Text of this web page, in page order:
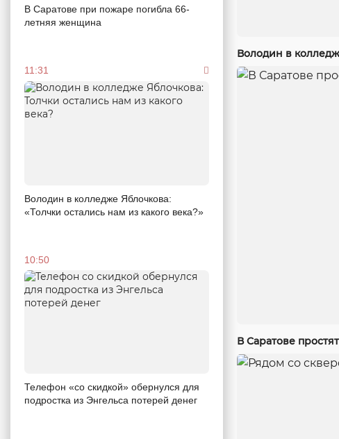
В Саратове при пожаре погибла 66-
летняя женщина
11:31
Володин в колледже Яблочкова:
«Толчки остались нам из какого века?»
10:50
Телефон «со скидкой» обернулся для
подростка из Энгельса потерей денег
Володин в
В Саратове